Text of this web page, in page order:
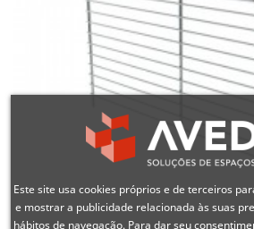
Este site usa cookies próprios e de terceiros
e mostrar a publicidade relacionada às suas
hábitos de navegação. Para dar seu